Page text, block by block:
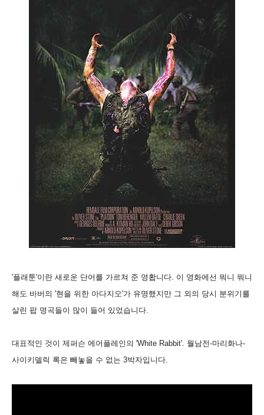
'플래툰'이란 새로운 단어를 가르쳐 준 영홥니다. 이 영화에선 뭐니 뭐니
해도 바버의 '현을 위한 아다지오'가 유명했지만 그 외의 당시 분위기를
살린 팝 명곡들이 많이 들어 있었습니다.
대표적인 것이 제퍼슨 에어플레인의 'White Rabbit'. 월남전-마리화나-
사이키델릭 록은 빼놓을 수 없는 3박자입니다.